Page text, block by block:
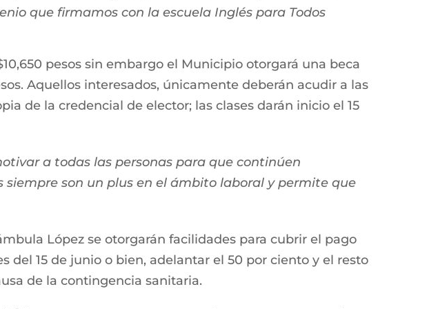
que firmamos con la escuela Inglés para Todos
pesos sin embargo el Municipio otorgará una beca
Aquellos interesados, únicamente deberán acudir a las
de la credencial de elector; las clases darán inicio el 15
a todas las personas para que continúen
son un plus en el ámbito laboral y permite que
López se otorgarán facilidades para cubrir el pago
15 de junio o bien, adelantar el 50 por ciento y el resto
de la contingencia sanitaria.